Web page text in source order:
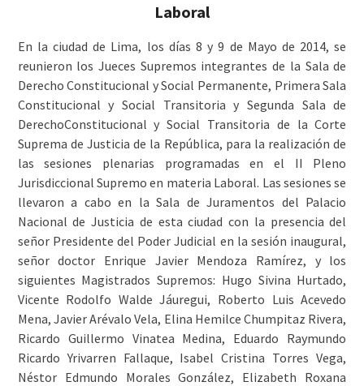
Laboral
En la ciudad de Lima, los días 8 y 9 de Mayo de 2014, se
reunieron los Jueces Supremos integrantes de la Sala de
Derecho Constitucional y Social Permanente, Primera Sala
Constitucional y Social Transitoria y Segunda Sala de
DerechoConstitucional y Social Transitoria de la Corte
Suprema de Justicia de la República, para la realización de
las sesiones plenarias programadas en el II Pleno
Jurisdiccional Supremo en materia Laboral. Las sesiones se
llevaron a cabo en la Sala de Juramentos del Palacio
Nacional de Justicia de esta ciudad con la presencia del
señor Presidente del Poder Judicial en la sesión inaugural,
señor doctor Enrique Javier Mendoza Ramírez, y los
siguientes Magistrados Supremos: Hugo Sivina Hurtado,
Vicente Rodolfo Walde Jáuregui, Roberto Luis Acevedo
Mena, Javier Arévalo Vela, Elina Hemilce Chumpitaz Rivera,
Ricardo Guillermo Vinatea Medina, Eduardo Raymundo
Ricardo Yrivarren Fallaque, Isabel Cristina Torres Vega,
Néstor Edmundo Morales González, Elizabeth Roxana